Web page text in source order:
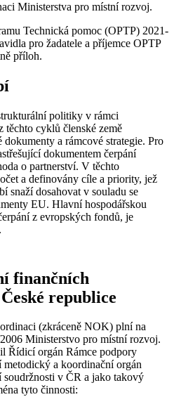
Ministerstva pro místní rozvoj.
Technická pomoc (OPTP) 2021-
pro žadatele a příjemce OPTP
příloh.
politiky v rámci
těchto cyklů členské země
a rámcové strategie. Pro
dokumentem čerpání
o partnerství. V těchto
a definovány cíle a priority, jež
snaží dosahovat v souladu se
EU. Hlavní hospodářskou
z evropských fondů, je
finančních
republice
(zkráceně NOK) plní na
Ministerstvo pro místní rozvoj.
Řídicí orgán Rámce podpory
a koordinační orgán
v ČR a jako takový
tyto činnosti: